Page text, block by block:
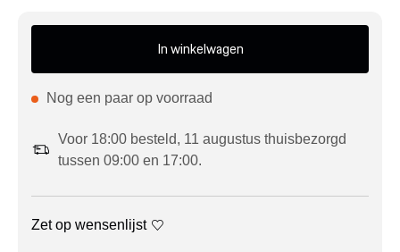
In winkelwagen
Nog een paar op voorraad
Voor 18:00 besteld, 11 augustus thuisbezorgd
tussen 09:00 en 17:00.
Zet op wensenlijst